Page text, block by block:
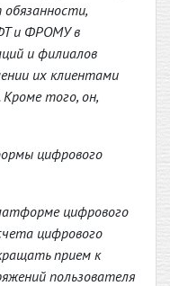
и ФРОМУ в
и филиалов
их клиентами
того, он,
цифрового
цифрового
цифрового
прием к
пользователя